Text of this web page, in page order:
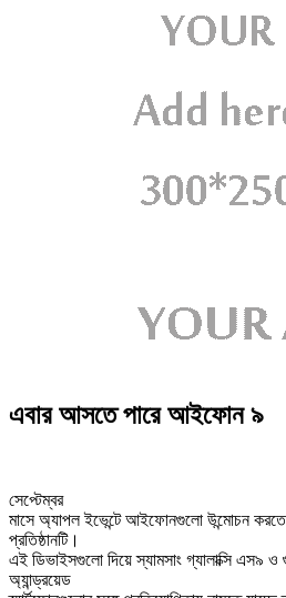
এবার আসতে পারে আইফোন ৯
সেপ্টেম্বর
মাসে অ্যাপল ইভেন্টে আইফোনগুলো উন্মোচন করতে
প্রতিষ্ঠানটি।
এই ডিভাইসগুলো দিয়ে স্যামসাং গ্যালাক্সি এস৯
অ্যান্ড্রয়েড